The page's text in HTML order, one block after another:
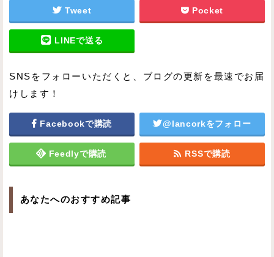
Tweet Pocket
LINEで送る
SNSをフォローいただくと、ブログの更新を最速でお届
けします！
Facebookで購読 @lancorkをフォロー
Feedlyで購読 RSSで購読
あなたへのおすすめ記事